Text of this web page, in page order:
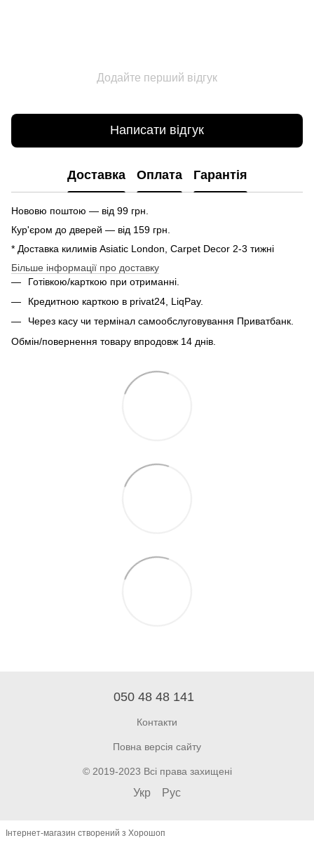
Додайте перший відгук
Написати відгук
Доставка Оплата Гарантія
Нововю поштою — від 99 грн.
Кур'єром до дверей — від 159 грн.
* Доставка килимів Asiatic London, Carpet Decor 2-3 тижні
Більше інформації про доставку
Готівкою/карткою при отриманні.
Кредитною карткою в privat24, LiqPay.
Через касу чи термінал самообслуговування Приватбанк.
Обмін/повернення товару впродовж 14 днів.
050 48 48 141
Контакти
Повна версія сайту
© 2019-2023 Всі права захищені
Укр Рус
Інтернет-магазин створений з Хорошоп